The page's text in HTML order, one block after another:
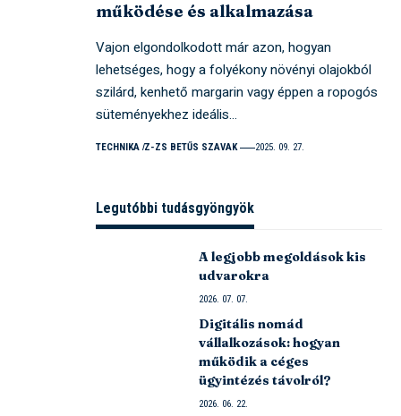
működése és alkalmazása
Vajon elgondolkodott már azon, hogyan
lehetséges, hogy a folyékony növényi olajokból
szilárd, kenhető margarin vagy éppen a ropogós
süteményekhez ideális…
TECHNIKA Z-ZS BETŰS SZAVAK 2025. 09. 27.
Legutóbbi tudásgyöngyök
A legjobb megoldások kis
udvarokra
2026. 07. 07.
Digitális nomád
vállalkozások: hogyan
működik a céges
ügyintézés távolról?
2026. 06. 22.